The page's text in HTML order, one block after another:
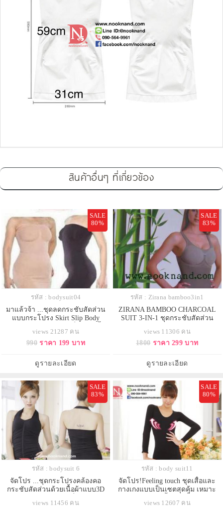
สินค้าอื่นๆ ที่เกี่ยวข้อง
SALE
80%
รหัส : bodysuit04
มาแล้วจ้า ...ชุดลดกระชับสัดส่วน
แบบกระโปรง Skirt Slip Body
สบายๆ......!!!
views 21287 คน
990 ราคา 199 บาท
ดูรายละเอียด
SALE
83%
รหัส : Zirana bamboo3in1
ZIRANA BAMBOO CHARCOAL
SUIT 3-IN-1 ชุดกระชับสัดส่วน
views 11306 คน
1800 ราคา 299 บาท
ดูรายละเอียด
SALE
83%
รหัส : bodysuit 6
จัดโปร ...ชุดกระโปรงคล้องคอ
กระชับสัดส่วนด้วยเนื้อผ้าแบบ3D
views 11456 คน
SALE
80%
รหัส : body suit11
จัดโปร!Feeling touch ชุดเสื้อและ
กางเกงแบบเป็นเซตสุดคุ้ม เหมาะ
views 12607 คน